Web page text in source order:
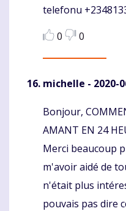
telefonu
0
0
michelle - 2020-
Komentaras
Bonjour,
AMANT EN 24
Merci beaucoup
m'avoir aidé de
n'était plus
pouvais pas dire